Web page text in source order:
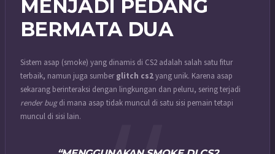
MENJADI PEDANG
BERMATA DUA
Sistem asap (smoke) yang dinamis di CS2 adalah salah satu fitur
terbaik, namun juga sumberglitch cs2yang unik. Karena asap
sekarang berinteraksi dengan lingkungan dan peluru, sering terjadi
render bugdi mana asap tidak muncul di satu sisi pemain tetapi
muncul di sisi lain.